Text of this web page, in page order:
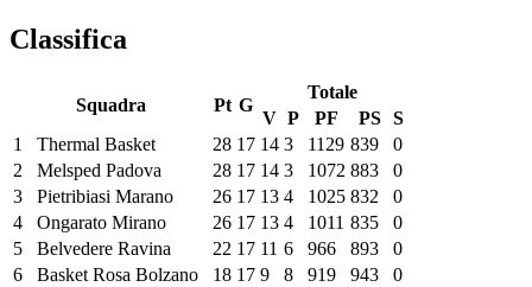
Classifica
Squadra Pt G
Totale
V P PF PS
S
1
Thermal Basket 28 17 14 3 1129 839
0
2
Melsped Padova 28 17 14 3 1072 883
0
3
Pietribiasi Marano 26 17 13 4 1025 832
0
4
Ongarato Mirano 26 17 13 4 1011 835
0
5
Belvedere Ravina 22 17 11 6 966 893
0
6
Basket Rosa Bolzano 18 17 9 8 919 943
0